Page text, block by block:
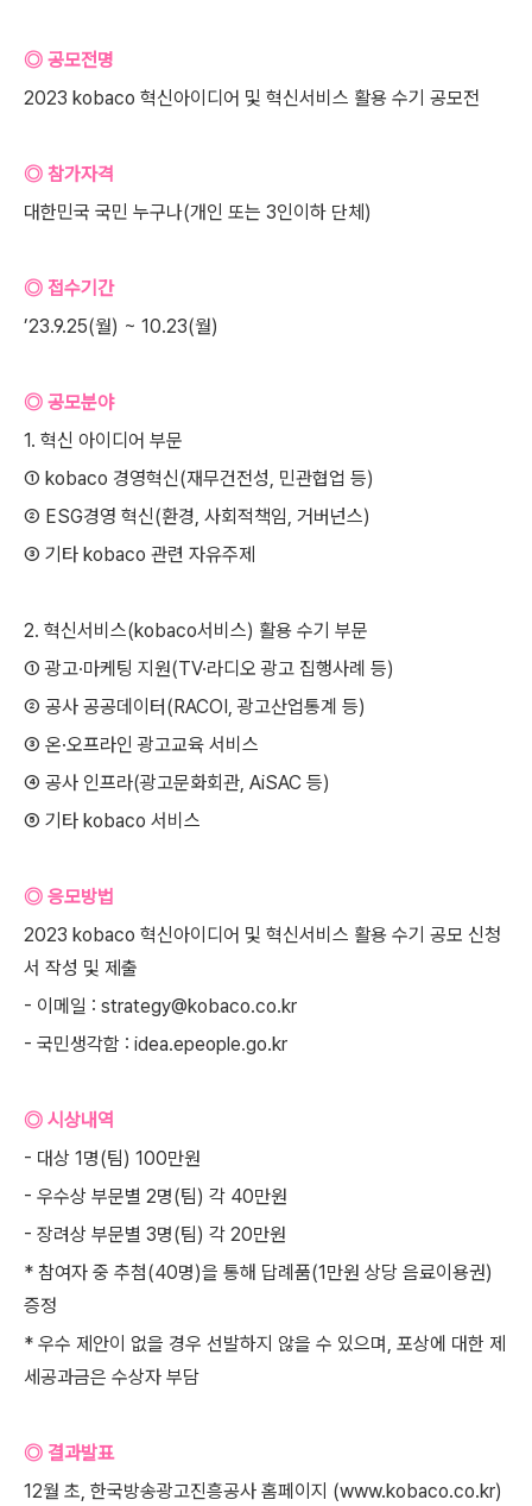
◎ 공모전명
2023 kobaco 혁신아이디어 및 혁신서비스 활용 수기 공모전
◎ 참가자격
대한민국 국민 누구나(개인 또는 3인이하 단체)
◎ 접수기간
’23.9.25(월) ~ 10.23(월)
◎ 공모분야
1. 혁신 아이디어 부문
① kobaco 경영혁신(재무건전성, 민관협업 등)
② ESG경영 혁신(환경, 사회적책임, 거버넌스)
③ 기타 kobaco 관련 자유주제
2. 혁신서비스(kobaco서비스) 활용 수기 부문
① 광고·마케팅 지원(TV·라디오 광고 집행사례 등)
② 공사 공공데이터(RACOI, 광고산업통계 등)
③ 온·오프라인 광고교육 서비스
④ 공사 인프라(광고문화회관, AiSAC 등)
⑤ 기타 kobaco 서비스
◎ 응모방법
2023 kobaco 혁신아이디어 및 혁신서비스 활용 수기 공모 신청
서 작성 및 제출
- 이메일 : strategy@kobaco.co.kr
- 국민생각함 : idea.epeople.go.kr
◎ 시상내역
- 대상 1명(팀) 100만원
- 우수상 부문별 2명(팀) 각 40만원
- 장려상 부문별 3명(팀) 각 20만원
* 참여자 중 추첨(40명)을 통해 답례품(1만원 상당 음료이용권)
증정
* 우수 제안이 없을 경우 선발하지 않을 수 있으며, 포상에 대한 제
세공과금은 수상자 부담
◎ 결과발표
12월 초, 한국방송광고진흥공사 홈페이지 (www.kobaco.co.kr)